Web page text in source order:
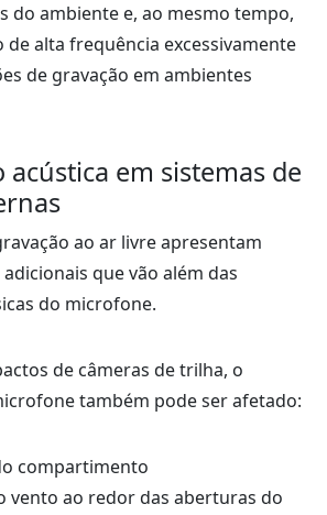
do ambiente e, ao mesmo tempo,
de alta frequência excessivamente
de gravação em ambientes
acústica em sistemas de
ao ar livre apresentam
que vão além das
do microfone.
de câmeras de trilha, o
também pode ser afetado:
compartimento
vento ao redor das aberturas do